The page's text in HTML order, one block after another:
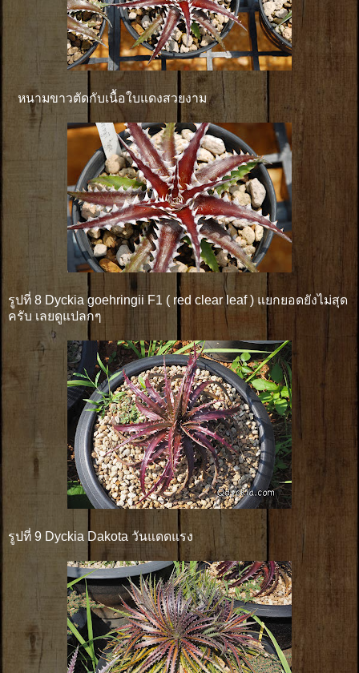
หนามขาวตัดกับเนื้อใบแดงสวยงาม
รูปที่ 8 Dyckia goehringii F1 ( red clear leaf ) แยกยอดยังไม่สุด
ครับ เลยดูแปลกๆ
รูปที่ 9 Dyckia Dakota วันแดดแรง